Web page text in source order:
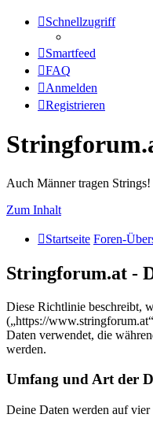
Schnellzugriff
Smartfeed
FAQ
Anmelden
Registrieren
Auch Männer tragen Strings!
Zum Inhalt
Startseite Foren-
Stringforum.at -
Diese Richtlinie beschreibt,
(„https://
Daten verwendet, die
werden.
Umfang und Art der
Deine Daten werden auf vier